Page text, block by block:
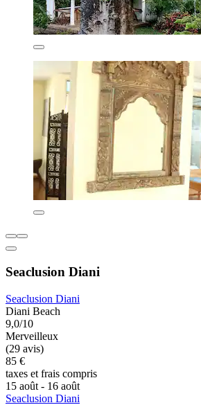
Seaclusion Diani
Seaclusion Diani
Diani Beach
9,0/10
Merveilleux
(29 avis)
85 €
taxes et frais compris
15 août - 16 août
Seaclusion Diani